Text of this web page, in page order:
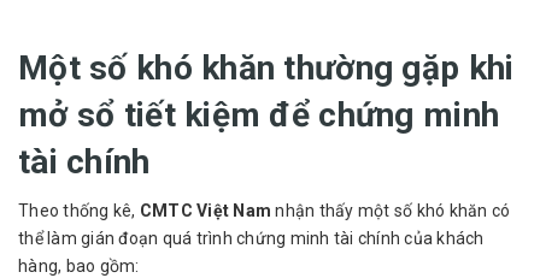
Một số khó khăn thường gặp khi
mở sổ tiết kiệm để chứng minh
tài chính
Theo thống kê, CMTC Việt Namnhận thấy một số khó khăn có
thể làm gián đoạn quá trình chứng minh tài chính của khách
hàng, bao gồm: